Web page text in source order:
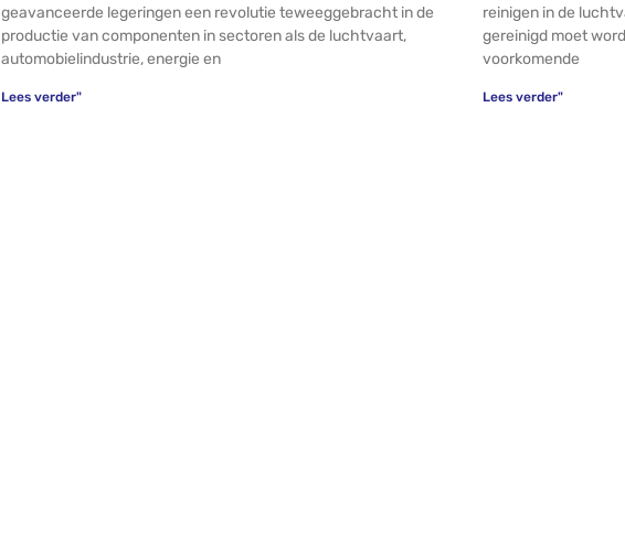
geavanceerde legeringen een revolutie teweeggebracht in de
productie van componenten in sectoren als de luchtvaart,
automobielindustrie, energie en
Lees verder"
reinigen in de
gereinigd moet
voorkomende
Lees verder"